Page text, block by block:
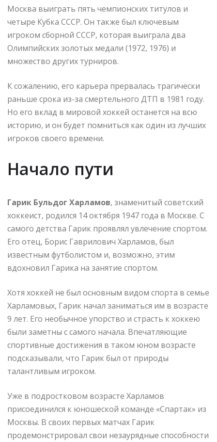
Москва выиграть пять чемпионских титулов и
четыре Кубка СССР. Он также был ключевым
игроком сборной СССР, которая выиграла два
Олимпийских золотых медали (1972, 1976) и
множество других турниров.
К сожалению, его карьера прервалась трагически
раньше срока из-за смертельного ДТП в 1981 году.
Но его вклад в мировой хоккей останется на всю
историю, и он будет помниться как один из лучших
игроков своего времени.
Начало пути
Гарик Бульдог Харламов, знаменитый советский
хоккеист, родился 14 октября 1947 года в Москве. С
самого детства Гарик проявлял увлечение спортом.
Его отец, Борис Гаврилович Харламов, был
известным футболистом и, возможно, этим
вдохновил Гарика на занятие спортом.
Хотя хоккей не был основным видом спорта в семье
Харламовых, Гарик начал заниматься им в возрасте
9 лет. Его необычное упорство и страсть к хоккею
были заметны с самого начала. Впечатляющие
спортивные достижения в таком юном возрасте
подсказывали, что Гарик был от природы
талантливым игроком.
Уже в подростковом возрасте Харламов
присоединился к юношеской команде «Спартак» из
Москвы. В своих первых матчах Гарик
продемонстрировал свои незаурядные способности